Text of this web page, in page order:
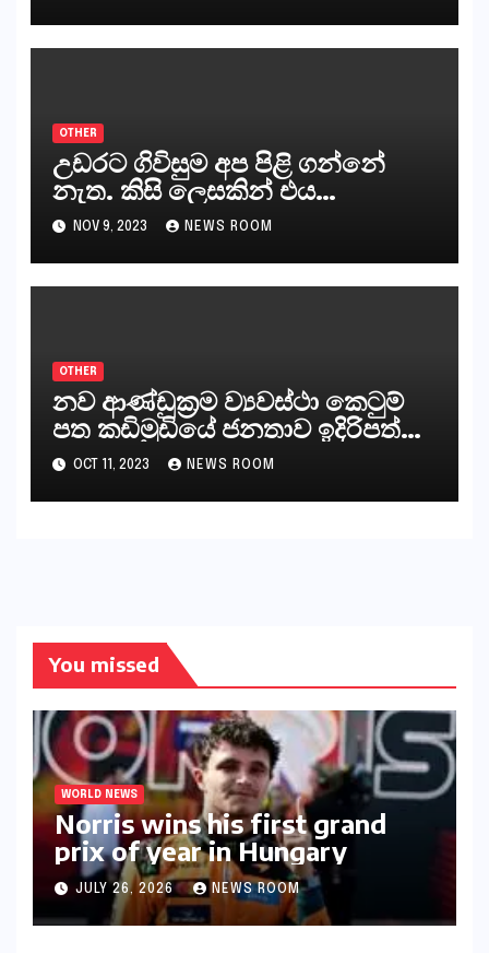
නියෝජිතයින්
OTHER
උඩරට ගිවිසුම අප පිළි ගන්නේ
නැත. කිසි ලෙසකින් එය
නීත්‍යානුකූල ලියවිල්ලක් නො වේ.
සිංහල ප්‍රතිපත්ති කේන්ද්‍රයෙන්
ජනාධිපති දැන් වූ ලිපියෙන්
NOV 9, 2023 NEWS ROOM
OTHER
නව ආණ්ඩුක්‍රම ව්‍යවස්ථා කෙටුම්
පත කඩිමුඩියේ ජනතාව ඉදිරිපත්
කරන්නේ?
OCT 11, 2023 NEWS ROOM
You missed
WORLD NEWS
Norris wins his first grand
prix of year in Hungary​​
JULY 26, 2026 NEWS ROOM